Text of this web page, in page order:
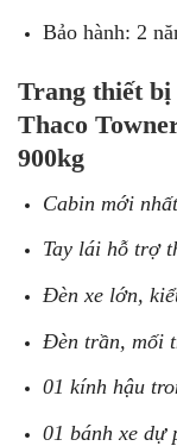
Bảo hành: 2
Trang thiết bị
Thaco
900kg
Cabin mới
Tay lái hỗ trợ
Đèn xe lớn,
Đèn trần, mối
01 kính hậu
01 bánh xe dự